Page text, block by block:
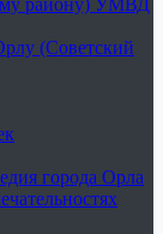
району) УМВД
(Советский
города Орла